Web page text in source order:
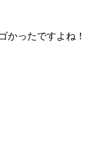
かったですよね！